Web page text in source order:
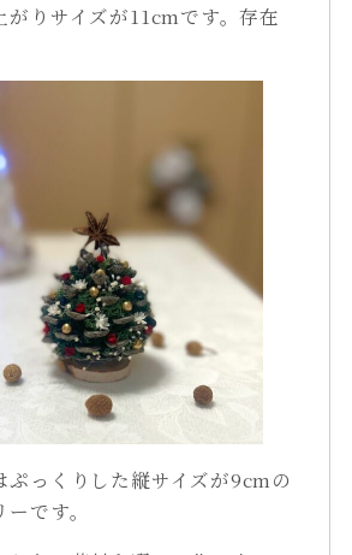
がりサイズが11cmです。存在
ぷっくりした縦サイズが9cmの
です。